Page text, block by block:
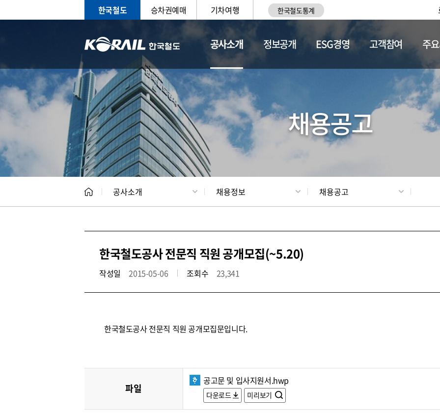
한국철도 승차권예매 기차여행 한국철도통계
공사소개
CEO 일반현황 채용정보
정보공개 ESG경영 고객참여 주
채용공고
공사소개 채용정보 채용공고
한국철도공사 전문직 직원 공개모집(~5.20)
작성일 2015-05-06 조회수 23,341
한국철도공사 전문직 직원 공개모집문입니다.
파일
공고문 및 입사지원서.hwp
다운로드 미리보기